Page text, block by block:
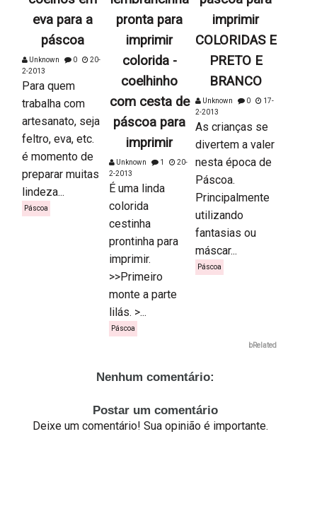
eva para a
páscoa
Unknown 0
20-
2-2013
Para quem
trabalha com
artesanato, seja
feltro, eva, etc.
é momento de
preparar muitas
lindeza...
Páscoa
pronta para
imprimir
colorida -
coelhinho
com cesta de
páscoa para
imprimir
Unknown 1
20-
2-2013
É uma linda
colorida
cestinha
prontinha para
imprimir.
>>Primeiro
monte a parte
lilás. >...
Páscoa
imprimir
COLORIDAS E
PRETO E
BRANCO
Unknown 0
17-
2-2013
As crianças se
divertem a valer
nesta época de
Páscoa.
Principalmente
utilizando
fantasias ou
máscar...
Páscoa
bRelated
Nenhum comentário:
Postar um comentário
Deixe um comentário! Sua opinião é importante.